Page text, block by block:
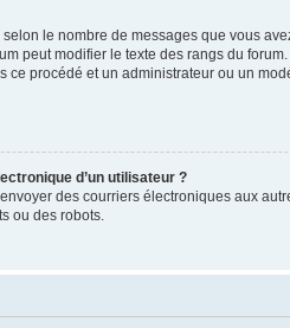
le nombre de messages que vous
peut modifier le texte des rangs du
procédé et un administrateur ou un
d’un utilisateur ?
des courriers électroniques aux
ou des robots.